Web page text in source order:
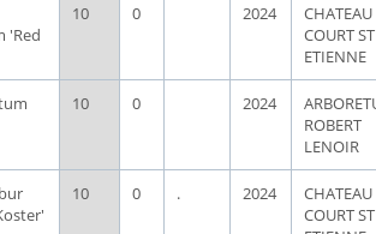
'Red
10 0 2024
CHATEAU
COURT ST
ETIENNE
10 0 2024
ROBERT
LENOIR
10 0 . 2024
CHATEAU
COURT ST